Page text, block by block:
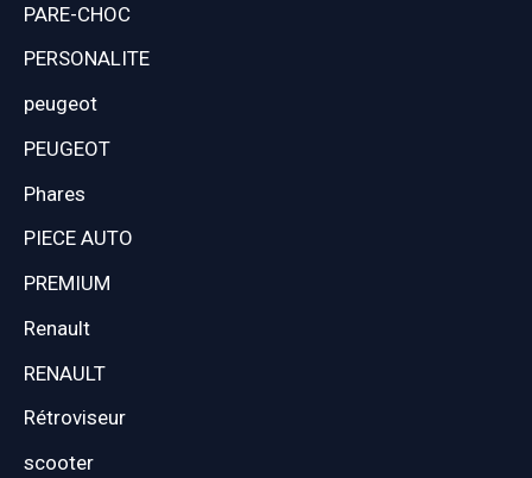
PARE-CHOC
PERSONALITE
peugeot
PEUGEOT
Phares
PIECE AUTO
PREMIUM
Renault
RENAULT
Rétroviseur
scooter